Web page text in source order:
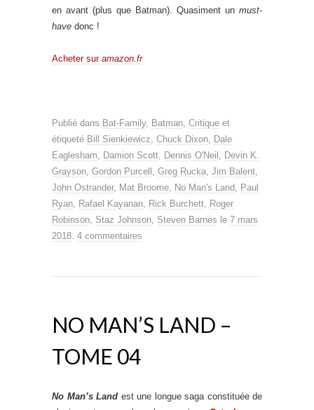
en avant (plus que Batman). Quasiment un must-
have donc !
Acheter sur amazon.fr
Publié dans Bat-Family, Batman Critique et
étiqueté Bill Sienkiewicz Chuck Dixon Dale
Eaglesham
Damion Scott Dennis O'Neil
Devin K.
Grayson Gordon Purcell Greg Rucka Jim Balent
John Ostrander, Mat Broome No Man's Land Paul
Ryan Rafael Kayanan Rick Burchett Roger
Robinson Staz Johnson Steven Barnes le 7 mars
2018 4 commentaires
NO MAN’S LAND –
TOME 04
No Man’s Land est une longue saga constituée de